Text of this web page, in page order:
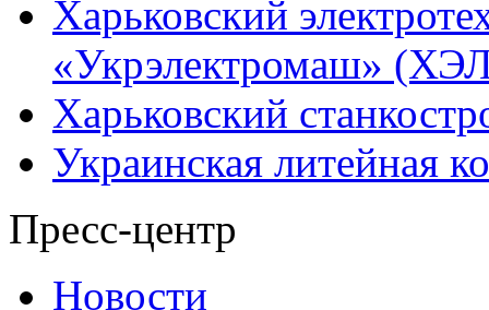
Харьковский
«Укрэлектромаш»
Харьковский
Украинская литейная
Пресс-центр
Новости